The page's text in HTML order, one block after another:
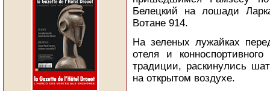
Белецкий на лошади
Вотане 914.
На зеленых лужайках
отеля и
традиции, раскинулись
на открытом воздухе.